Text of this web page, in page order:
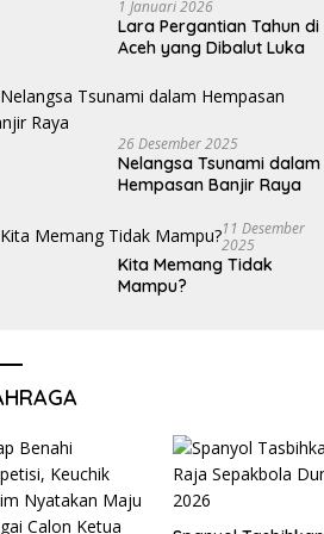
1 Januari 2026
Lara Pergantian Tahun di
Aceh yang Dibalut Luka
26 Desember 2025
Nelangsa Tsunami dalam
Hempasan Banjir Raya
11 Desember
2025
Kita Memang Tidak
Mampu?